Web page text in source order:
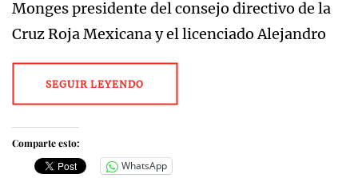
Monges presidente del consejo directivo de la
Cruz Roja Mexicana y el licenciado Alejandro
SEGUIR LEYENDO
Comparte esto:
WhatsApp